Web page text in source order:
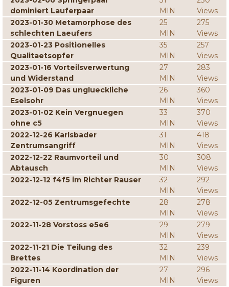
dominiert Lauferpaar
MIN
Views
2023-01-30 Metamorphose des
schlechten Laeufers
25
MIN
275
Views
2023-01-23 Positionelles
Qualitaetsopfer
35
MIN
257
Views
2023-01-16 Vorteilsverwertung
und Widerstand
27
MIN
283
Views
2023-01-09 Das unglueckliche
Eselsohr
26
MIN
360
Views
2023-01-02 Kein Vergnuegen
ohne c5
33
MIN
370
Views
2022-12-26 Karlsbader
Zentrumsangriff
31
MIN
418
Views
2022-12-22 Raumvorteil und
Abtausch
30
MIN
308
Views
2022-12-12 f4f5 im Richter Rauser
32
MIN
292
Views
2022-12-05 Zentrumsgefechte
28
MIN
278
Views
2022-11-28 Vorstoss e5e6
29
MIN
279
Views
2022-11-21 Die Teilung des
Brettes
32
MIN
239
Views
2022-11-14 Koordination der
Figuren
27
MIN
296
Views